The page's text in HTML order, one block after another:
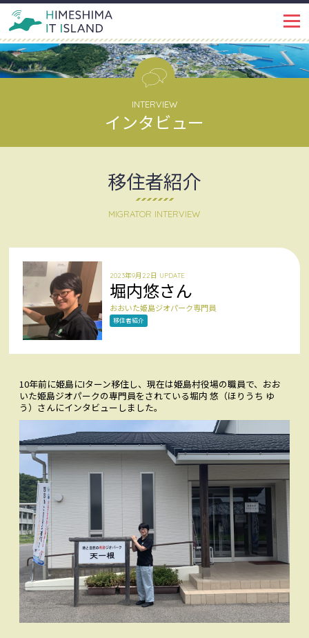
PROJECT IT ISLANDとは
姫島ではたらく
インタビュー
姫島で暮らす
ABOUT 姫島を知る
BLOG 姫島ブログ
CONTACT お問い合わせ
ACCESS アクセス
INTERVIEW
インタビュー
移住者紹介
MIGRATOR INTERVIEW
2023年9月22日 UPDATE
堀内悠さん
おおいた姫島ジオパーク専門員
移住者紹介
10年前に姫島にIターン移住し、現在は姫島村役場の職員で、おお
いた姫島ジオパークの専門員をされている堀内 悠（ほりうち ゆ
う）さんにインタビューしました。